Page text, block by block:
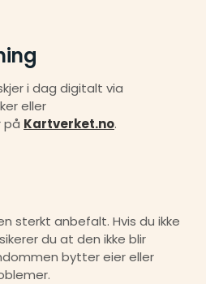
i dag digitalt via
eller
på Kartverket.no.
sterkt anbefalt. Hvis du ikke
du at den ikke blir
bytter eier eller